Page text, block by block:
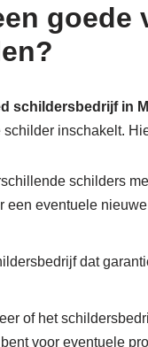
schildersbedrijf in
inschakelt.
schilders
een eventuele
dat
of het
voor eventuele